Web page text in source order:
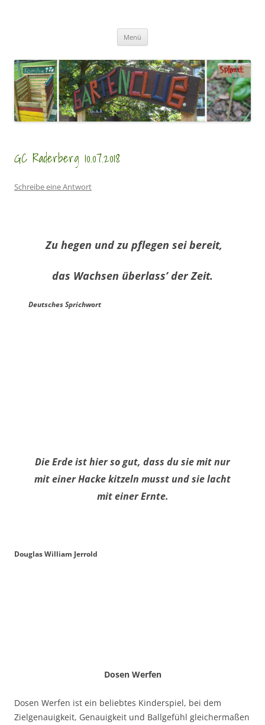
Menü
GC Raderberg 10.07.2018
Schreibe eine Antwort
Zu hegen und zu pflegen sei bereit,
das Wachsen überlass’ der Zeit.
Deutsches Sprichwort
Die Erde ist hier so gut, dass du sie mit nur
mit einer Hacke kitzeln musst und sie lacht
mit einer Ernte.
Douglas William Jerrold
Dosen Werfen
Dosen Werfen ist ein beliebtes Kinderspiel, bei dem
Zielgenauigkeit, Genauigkeit und Ballgefühl gleichermaßen